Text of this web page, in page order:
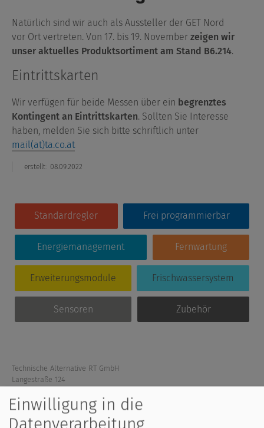
Natürlich sind wir auch als Aussteller der GET Nord
vor Ort vertreten. Von 17. bis 19. November zeigen wir
unser aktuelles Produktsortiment am Stand B6.214.
Eintrittskarten
Wir verfügen für beide Messen über ein begrenztes
Kontingent an Eintrittskarten. Sollten Sie Interesse
haben, melden Sie sich bitte schriftlich unter
mail(at)ta.co.at
erstellt: 08.09.2022
Standardregler Frei programmierbar
Energiemanagement Fernwartung
Erweiterungsmodule Frischwassersystem
Sensoren Zubehör
Technische Alternative RT GmbH
Langestraße 124
Tel: +43 (0) 2862 53635,mail(at)ta.co.at
Einwilligung in die
Datenverarbeitung